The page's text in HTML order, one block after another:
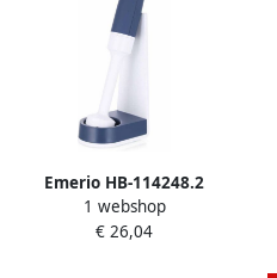
Emerio HB-114248.2
Staafmixerset 1 Snelheid
RVS messen op standaard
1 webshop
€ 26,04